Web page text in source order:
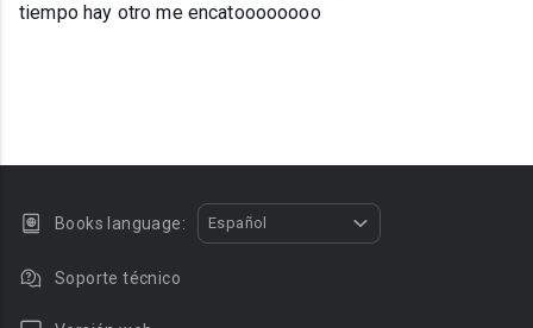
tiempo hay otro me encatoooooooo
Books language: Español
Soporte técnico